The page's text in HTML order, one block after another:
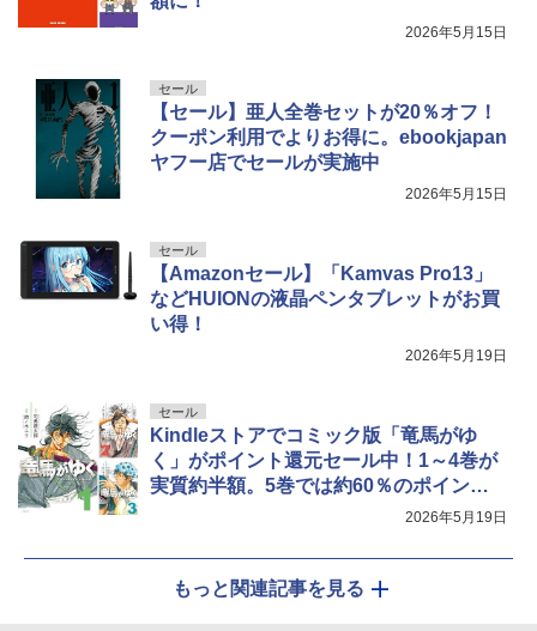
2026年5月15日
セール
【セール】亜人全巻セットが20％オフ！
クーポン利用でよりお得に。ebookjapan
ヤフー店でセールが実施中
2026年5月15日
セール
【Amazonセール】「Kamvas Pro13」
などHUIONの液晶ペンタブレットがお買
い得！
2026年5月19日
セール
Kindleストアでコミック版「竜馬がゆ
く」がポイント還元セール中！1～4巻が
実質約半額。5巻では約60％のポイント
2026年5月19日
もっと関連記事を見る